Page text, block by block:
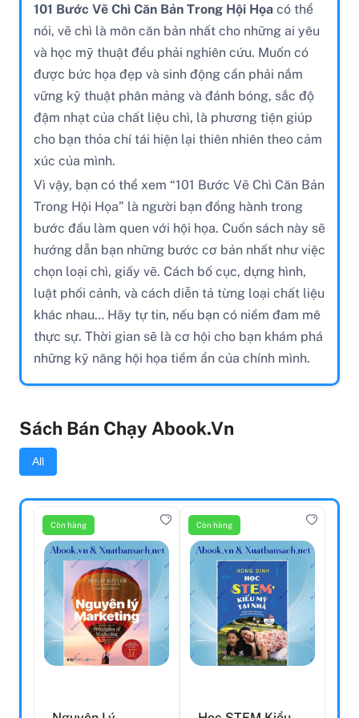
101 Bước Vẽ Chì Căn Bản Trong Hội Họacó thể
nói, vẽ chì là môn căn bản nhất cho những ai yêu
và học mỹ thuật đều phải nghiên cứu. Muốn có
được bức họa đẹp và sinh động cần phải nắm
vững kỹ thuật phân mảng và đánh bóng, sắc độ
đậm nhạt của chất liệu chì, là phương tiện giúp
cho bạn thỏa chí tái hiện lại thiên nhiên theo cảm
xúc của mình.
Vì vậy, bạn có thể xem “101 Bước Vẽ Chì Căn Bản
Trong Hội Họa” là người bạn đồng hành trong
bước đầu làm quen với hội họa. Cuốn sách này sẽ
hướng dẫn bạn những bước cơ bản nhất như việc
chọn loại chì, giấy vẽ. Cách bố cục, dựng hình,
luật phối cảnh, và cách diễn tả từng loại chất liệu
khác nhau… Hãy tự tin, nếu bạn có niềm đam mê
thực sự. Thời gian sẽ là cơ hội cho bạn khám phá
những kỹ năng hội họa tiềm ẩn của chính mình.
Sách Bán Chạy Abook.vn
All
Còn hàng Còn hàng